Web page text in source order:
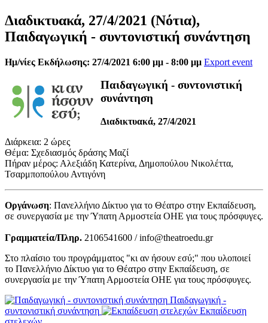
Διαδικτυακά, 27/4/2021 (Νότια),
Παιδαγωγική - συντονιστική συνάντηση
Ημ/νίες Εκδήλωσης: 27/4/2021 6:00 μμ - 8:00 μμ Export event
Παιδαγωγική - συντονιστική
συνάντηση
Διαδικτυακά, 27/4/2021
Διάρκεια: 2 ώρες
Θέμα: Σχεδιασμός δράσης Μαζί
Πήραν μέρος: Αλεξιάδη Κατερίνα, Δημοπούλου Νικολέττα,
Τσαρμποπούλου Αντιγόνη
Οργάνωση: Πανελλήνιο Δίκτυο για το Θέατρο στην Εκπαίδευση,
σε συνεργασία με την Ύπατη Αρμοστεία ΟΗΕ για τους πρόσφυγες.
Γραμματεία/Πληρ. 2106541600 / info@theatroedu.gr
Στο πλαίσιο του προγράμματος "κι αν ήσουν εσύ;" που υλοποιεί
το Πανελλήνιο Δίκτυο για το Θέατρο στην Εκπαίδευση, σε
συνεργασία με την Ύπατη Αρμοστεία ΟΗΕ για τους πρόσφυγες.
Παιδαγωγική -
συντονιστική συνάντηση
Εκπαίδευση